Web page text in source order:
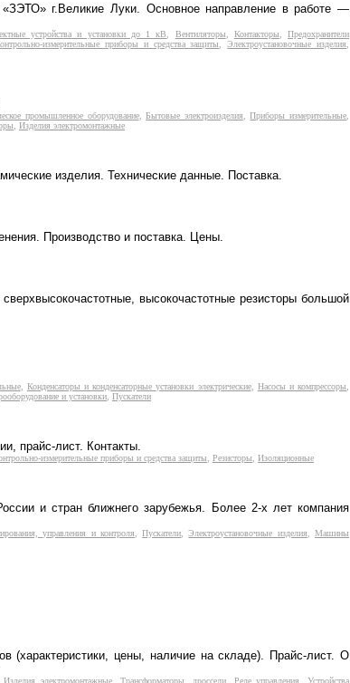
г.Великие Луки. Основное направление в работе —
устройства и установки до 1 кВ Вентиляторы Контакторы ,Предохранители
измерительные приборы и средства защиты ,Электроустановочные изделия
промышленное оборудование,Бытовые электроизделия ,Приборы измерительные
Изделия электромонтажные
изделия. Технические данные. Поставка.
Производство и поставка. Цены.
высокочастотные резисторы большой
, Конденсаторы и конденсаторные установки электрические, Насосы и компрессоры
и установки Пускатели
прайс-лист. Контакты.
измерительные приборы и средства защиты Резисторы Изоляционные
и стран ближнего зарубежья. Более 2-х лет компания
управления и контроля ,Пускатели ,Электроустановочные изделия ,Машины
(характеристики, цены, наличие на складе). Прайс-лист. О
Изделия электромонтажные ,Трансформаторы, дроссели, Реле управления ,Устройства